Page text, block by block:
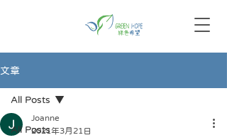
文章
All Posts
All Posts
Joanne
2021年3月21日